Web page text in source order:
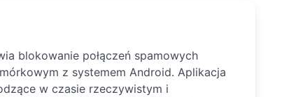
blokowanie połączeń spamowych
z systemem Android. Aplikacja
w czasie rzeczywistym i